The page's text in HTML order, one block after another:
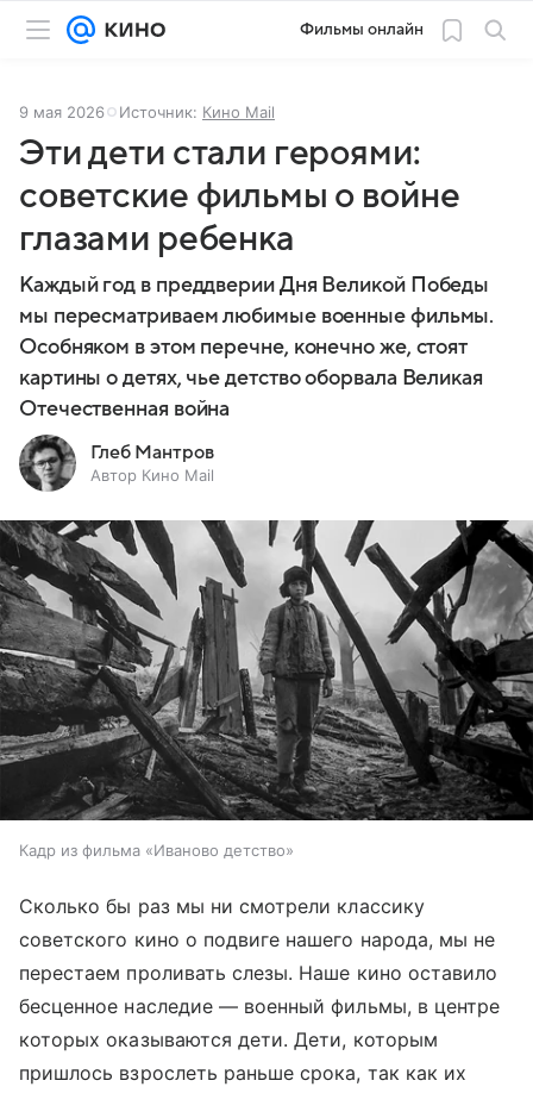
Фильмы онлайн
9 мая 2026 Источник: Кино Mail
Эти дети стали героями:
советские фильмы о войне
глазами ребенка
Каждый год в преддверии Дня Великой Победы
мы пересматриваем любимые военные фильмы.
Особняком в этом перечне, конечно же, стоят
картины о детях, чье детство оборвала Великая
Отечественная война
Глеб Мантров
Автор Кино Mail
Кадр из фильма «Иваново детство»
Сколько бы раз мы ни смотрели классику
советского кино о подвиге нашего народа, мы не
перестаем проливать слезы. Наше кино оставило
бесценное наследие — военный фильмы, в центре
которых оказываются дети. Дети, которым
пришлось взрослеть раньше срока, так как их